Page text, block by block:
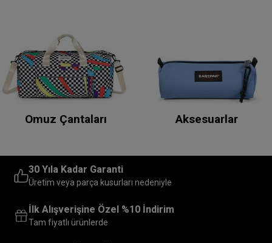
Omuz Çantaları Aksesuarlar
30 Yıla Kadar Garanti
Üretim veya parça kusurları nedeniyle
İlk Alışverişine Özel %10 İndirim
Tam fiyatlı ürünlerde